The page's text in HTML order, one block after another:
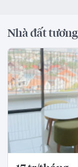
Nhà đất